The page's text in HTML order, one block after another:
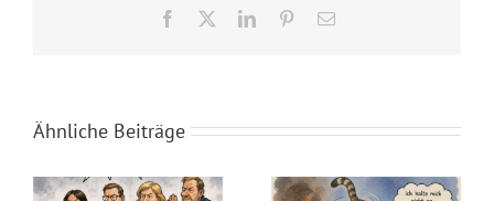
Facebook LinkedInPinterest
E-
Ähnliche Beiträge